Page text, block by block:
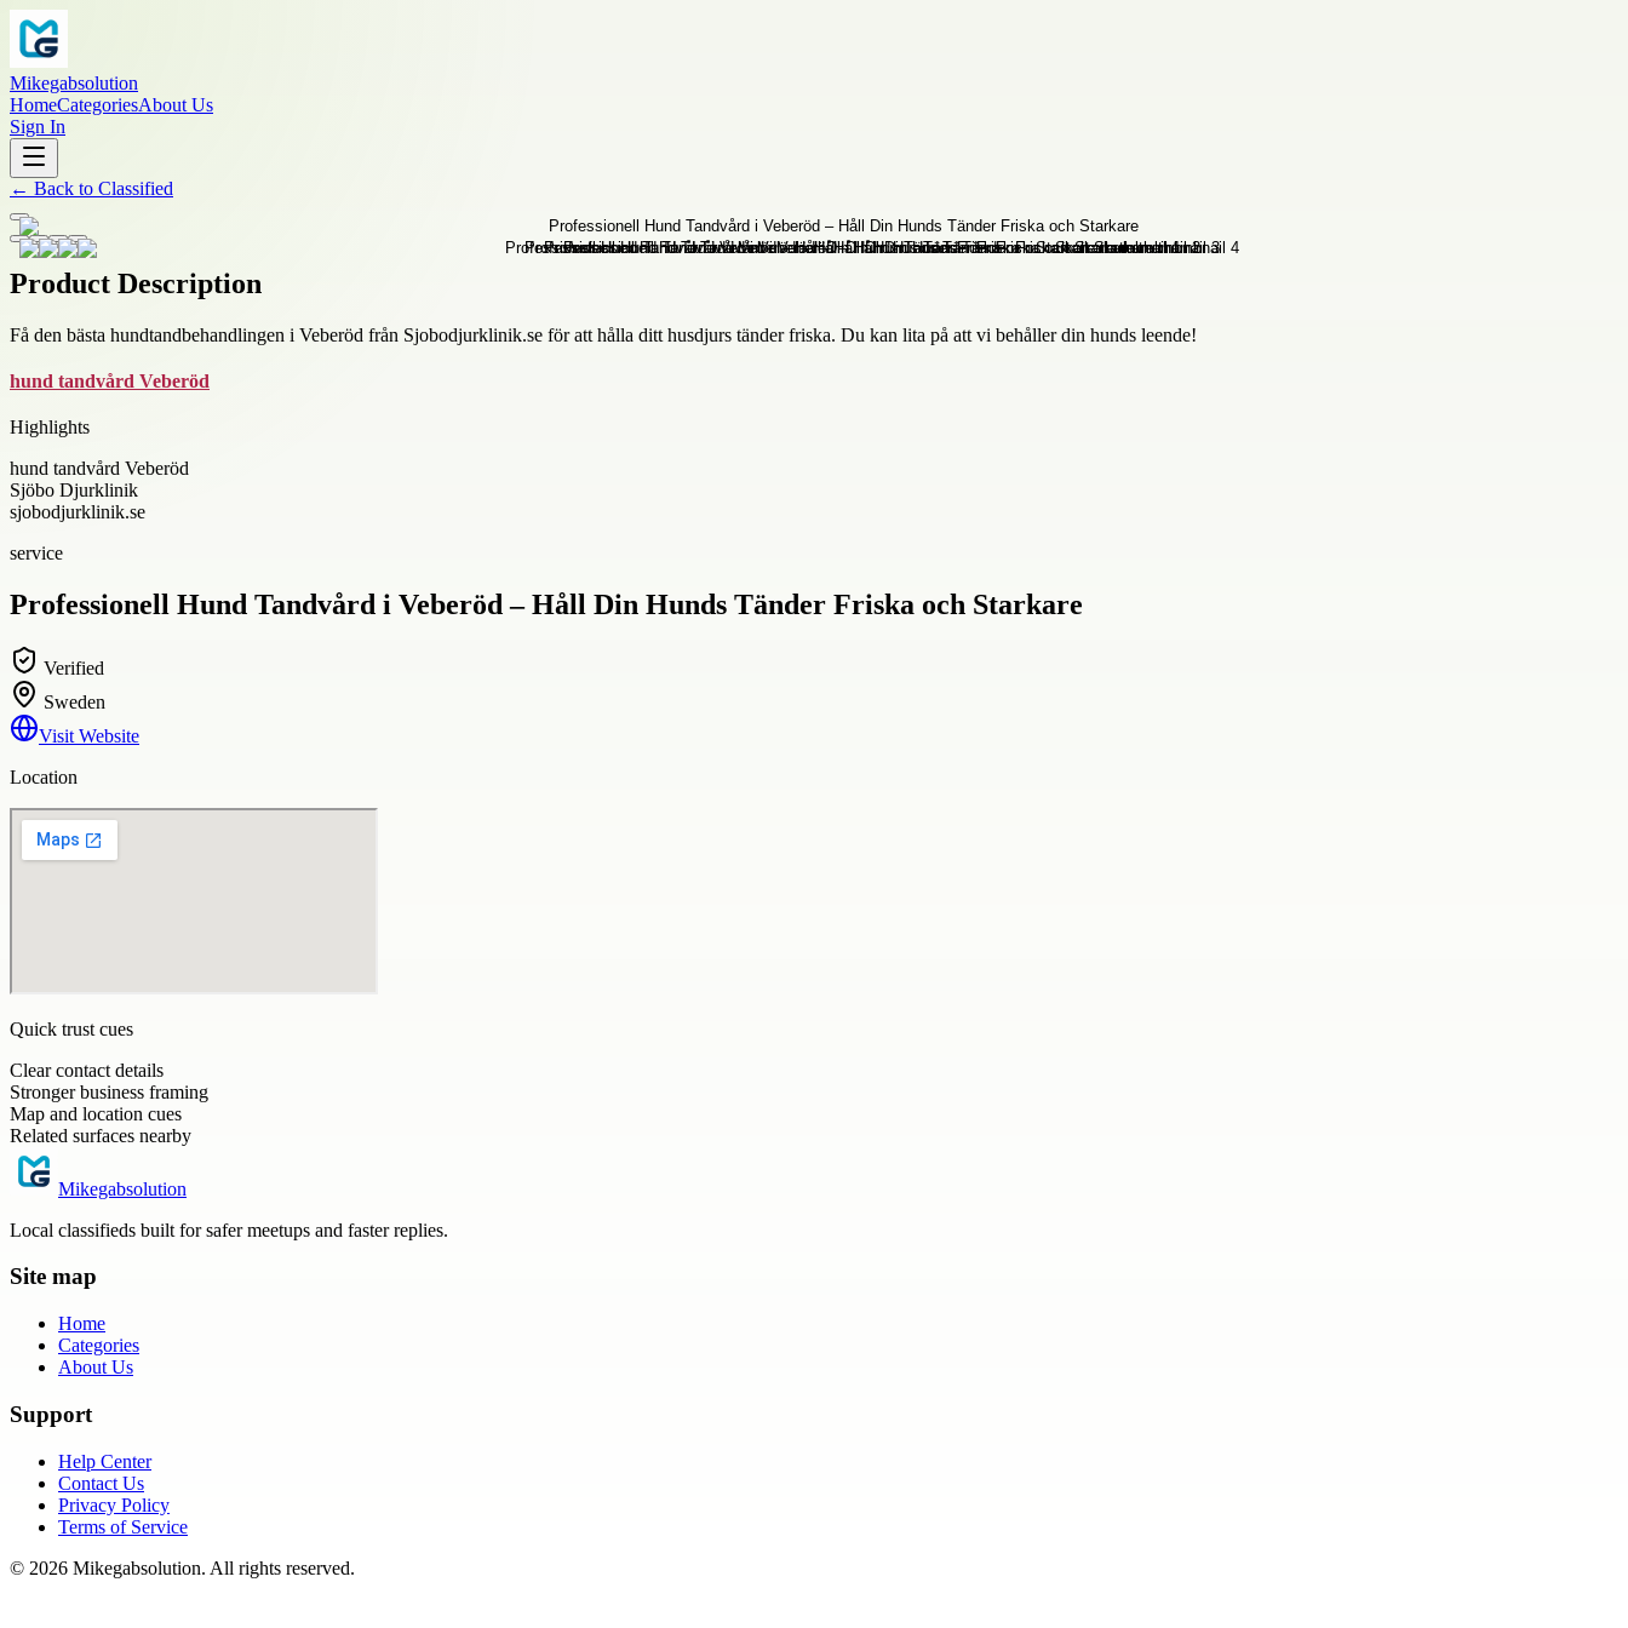
Mikegabsolution
HomeCategoriesAbout Us
Sign In
← Back to Classified
Product Description
Få den bästa hundtandbehandlingen i Veberöd från Sjobodjurklinik.se för att hålla ditt husdjurs tänder friska. Du kan lita på att vi behåller din hunds leende!
hund tandvård Veberöd
Highlights
hund tandvård Veberöd
Sjöbo Djurklinik
sjobodjurklinik.se
service
Professionell Hund Tandvård i Veberöd – Håll Din Hunds Tänder Friska och Starkare
Verified
Sweden
Visit Website
Location
Quick trust cues
Clear contact details
Stronger business framing
Map and location cues
Related surfaces nearby
Mikegabsolution
Local classifieds built for safer meetups and faster replies.
Site map
Home
Categories
About Us
Support
Help Center
Contact Us
Privacy Policy
Terms of Service
© 2026 Mikegabsolution. All rights reserved.